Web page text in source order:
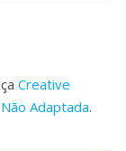
Creative
Adaptada.